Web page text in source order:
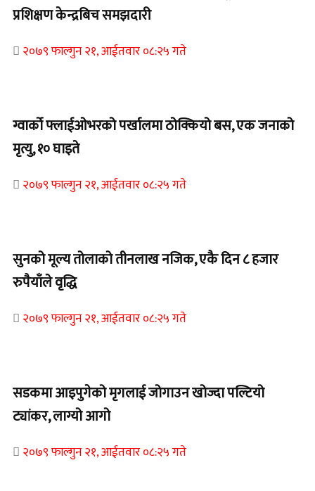
प्रशिक्षण केन्द्रबिच समझदारी
२०७९ फाल्गुन २१, आईतवार ०८:२५ गते
ग्वार्को फ्लाईओभरको पर्खालमा ठोक्कियो बस, एक जनाको
मृत्यु, १० घाइते
२०७९ फाल्गुन २१, आईतवार ०८:२५ गते
सुनको मूल्य तोलाको तीनलाख नजिक, एकै दिन ८ हजार
रुपैयाँले वृद्धि
२०७९ फाल्गुन २१, आईतवार ०८:२५ गते
सडकमा आइपुगेको मृगलाई जोगाउन खोज्दा पल्टियो
ट्यांकर, लाग्यो आगो
२०७९ फाल्गुन २१, आईतवार ०८:२५ गते